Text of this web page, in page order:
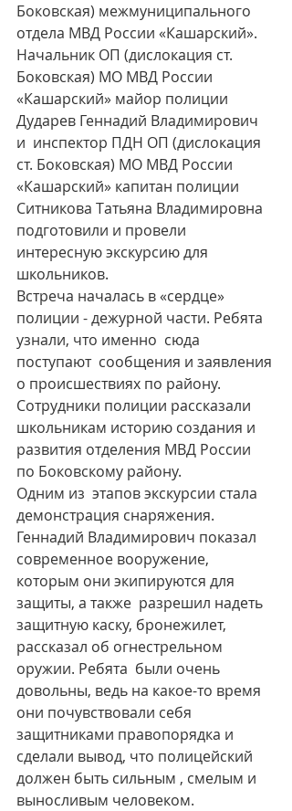
Боковская) межмуниципального
отдела МВД России «Кашарский».
Начальник ОП (дислокация ст.
Боковская) МО МВД России
«Кашарский» майор полиции
Дударев Геннадий Владимирович
и  инспектор ПДН ОП (дислокация
ст. Боковская) МО МВД России
«Кашарский» капитан полиции
Ситникова Татьяна Владимировна
подготовили и провели
интересную экскурсию для
школьников.
Встреча началась в «сердце»
полиции - дежурной части. Ребята
узнали, что именно  сюда
поступают  сообщения и заявления
о происшествиях по району.
Сотрудники полиции рассказали
школьникам историю создания и
развития отделения МВД России
по Боковскому району.
Одним из  этапов экскурсии стала
демонстрация снаряжения.
Геннадий Владимирович показал
современное вооружение,
которым они экипируются для
защиты, а также  разрешил надеть
защитную каску, бронежилет,
рассказал об огнестрельном
оружии. Ребята  были очень
довольны, ведь на какое-то время
они почувствовали себя
защитниками правопорядка и
сделали вывод, что полицейский
должен быть сильным , смелым и
выносливым человеком.